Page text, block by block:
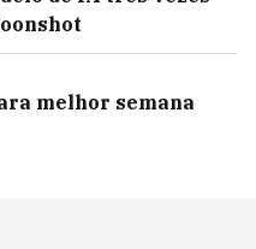
melhor semana